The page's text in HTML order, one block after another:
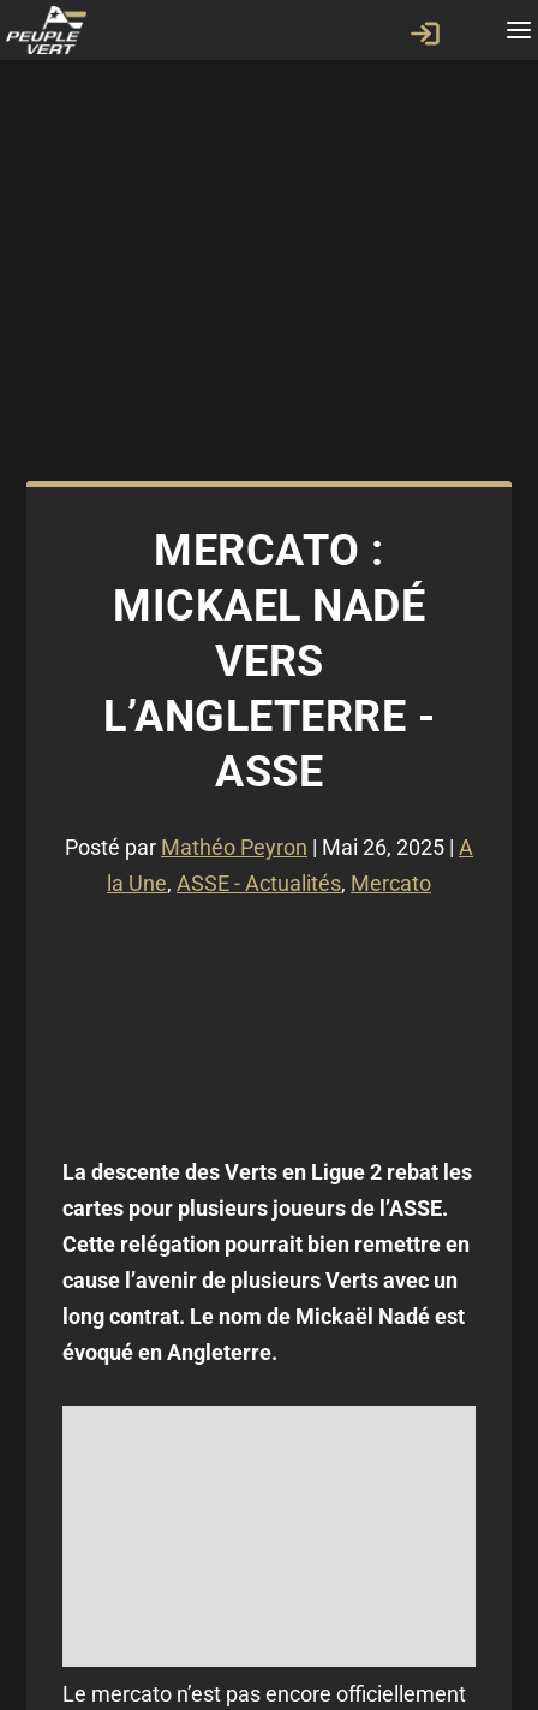
MERCATO :
MICKAEL NADÉ
VERS
L’ANGLETERRE -
ASSE
Posté par Mathéo Peyron | Mai 26, 2025 | A
la Une, ASSE - Actualités, Mercato
La descente des Verts en Ligue 2 rebat les
cartes pour plusieurs joueurs de l’ASSE.
Cette relégation pourrait bien remettre en
cause l’avenir de plusieurs Verts avec un
long contrat. Le nom de Mickaël Nadé est
évoqué en Angleterre.
Le mercato n’est pas encore officiellement